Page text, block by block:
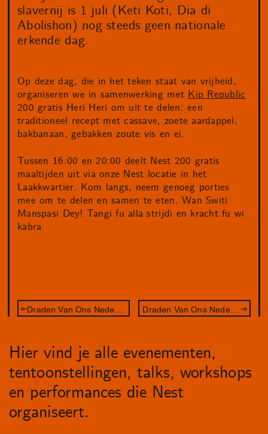
slavernij is 1 juli (Keti Koti, Dia di
Abolishon) nog steeds geen nationale
erkende dag.
Op deze dag, die in het teken staat van vrijheid,
organiseren we in samenwerking met Kip Republic
200 gratis Heri Heri om uit te delen: een
traditioneel recept met cassave, zoete aardappel,
bakbanaan, gebakken zoute vis en ei.
Tussen 16:00 en 20:00 deelt Nest 200 gratis
maaltijden uit via onze Nest locatie in het
Laakkwartier. Kom langs, neem genoeg porties
mee om te delen en samen te eten. Wan Switi
Manspasi Dey! Tangi fu alla strijdi en kracht fu wi
kabra.
Hier vind je alle evenementen,
tentoonstellingen, talks, workshops
en performances die Nest
organiseert.